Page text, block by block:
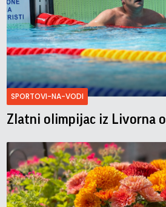
SPORTOVI-NA-VODI
Zlatni olimpijac iz Livorna